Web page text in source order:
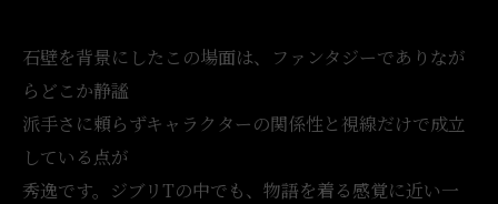
石壁を背景にしたこの場面は、ファンタジーでありなが
らどこか静謐
派手さに頼らずキャラクターの関係性と視線だけで成立
している点が
秀逸です。ジブリTの中でも、物語を着る感覚に近い一